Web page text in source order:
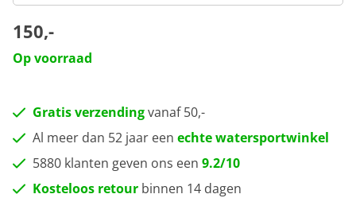
150,-
Op voorraad
Gratis verzendingvanaf 50,-
Al meer dan 52 jaar een echte watersportwinkel
5880 klanten geven ons een 9.2/10
Kosteloos retour binnen 14 dagen